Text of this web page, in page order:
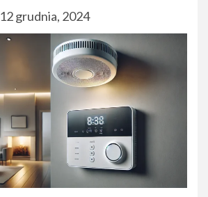
12 grudnia, 2024